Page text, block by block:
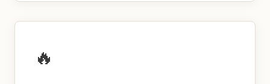
🔥